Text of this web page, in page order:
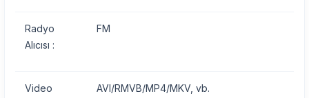
Radyo
Alıcısı :
FM
Video
AVI/RMVB/MP4/MKV, vb.